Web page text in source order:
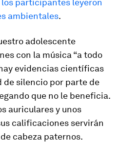
participantes leyeron
ambientales.
adolescente
con la música “a todo
evidencias científicas
de silencio por parte de
que no le beneficia.
auriculares y unos
calificaciones servirán
cabeza paternos.